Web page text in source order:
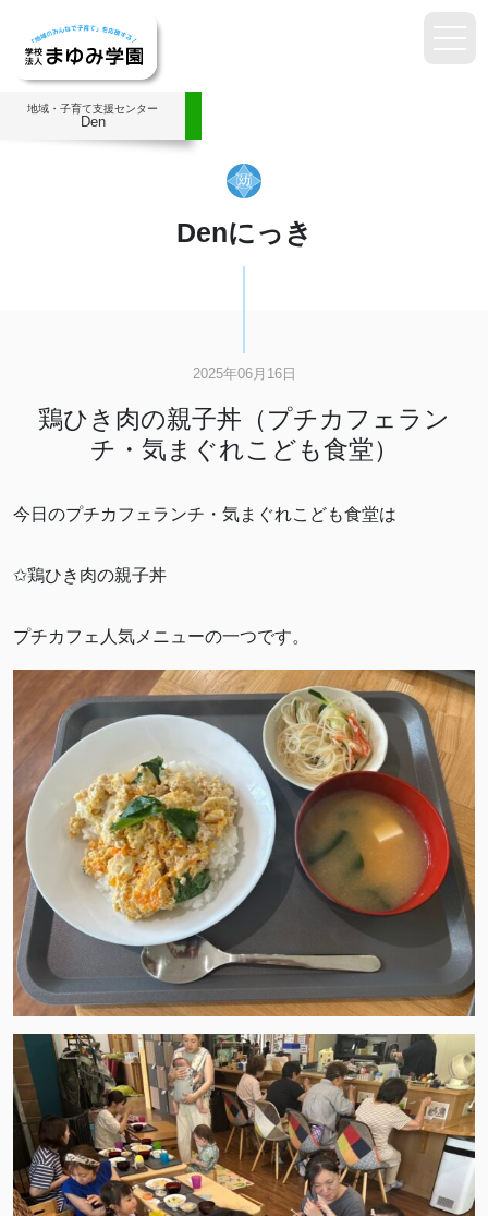
地域・子育て支援センター
Den
Denにっき
2025年06月16日
鶏ひき肉の親子丼（プチカフェラン
チ・気まぐれこども食堂）
今日のプチカフェランチ・気まぐれこども食堂は
✩鶏ひき肉の親子丼
プチカフェ人気メニューの一つです。